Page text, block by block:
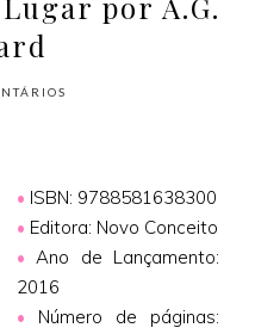
• ISBN: 9788581638300
• Editora: Novo Conceito
• Ano de Lançamento:
2016
• Número de páginas: